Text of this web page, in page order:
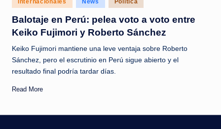
c
i
a
s
a
l
in
Internacionales News Política
Balotaje en Perú: pelea voto a voto entre
Keiko Fujimori y Roberto Sánchez
Keiko Fujimori mantiene una leve ventaja sobre Roberto
Sánchez, pero el escrutinio en Perú sigue abierto y el
resultado final podría tardar días.
Read More